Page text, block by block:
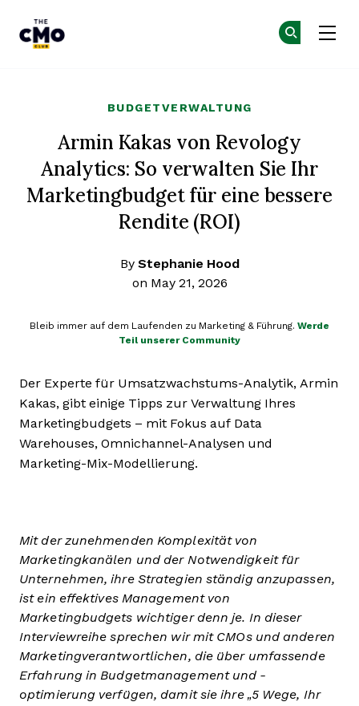
BUDGETVERWALTUNG
Armin Kakas von Revology
Analytics: So verwalten Sie Ihr
Marketingbudget für eine bessere
Rendite (ROI)
By Stephanie Hood
on May 21, 2026
Bleib immer auf dem Laufenden zu Marketing & Führung. Werde
Teil unserer Community
Der Experte für Umsatzwachstums-Analytik, Armin
Kakas, gibt einige Tipps zur Verwaltung Ihres
Marketingbudgets – mit Fokus auf Data
Warehouses, Omnichannel-Analysen und
Marketing-Mix-Modellierung.
Mit der zunehmenden Komplexität von
Marketingkanälen und der Notwendigkeit für
Unternehmen, ihre Strategien ständig anzupassen,
ist ein effektives Management von
Marketingbudgets wichtiger denn je. In dieser
Interviewreihe sprechen wir mit CMOs und anderen
Marketingverantwortlichen, die über umfassende
Erfahrung in Budgetmanagement und -
optimierung verfügen, damit sie ihre „5 Wege, Ihr